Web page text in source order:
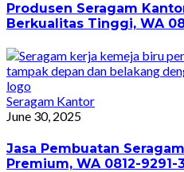
Produsen Seragam
Berkualitas Tinggi, WA
Seragam Kantor
June 30, 2025
Jasa Pembuatan
Premium, WA 0812-9291-